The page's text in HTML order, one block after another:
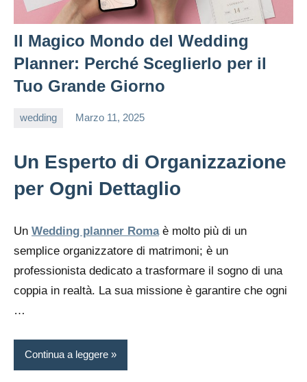
Il Magico Mondo del Wedding
Planner: Perché Sceglierlo per il
Tuo Grande Giorno
wedding Marzo 11, 2025
Un Esperto di Organizzazione
per Ogni Dettaglio
Un Wedding planner Romaè molto più di un
semplice organizzatore di matrimoni; è un
professionista dedicato a trasformare il sogno di una
coppia in realtà. La sua missione è garantire che ogni
…
Continua a leggere